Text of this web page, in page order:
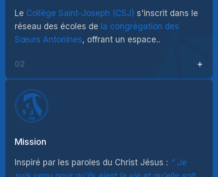
Le Collège Saint-Joseph (CSJ) s'inscrit dans le
réseau des écoles de la congrégation des
Sœurs Antonines, offrant un espace..
02
Mission
Inspiré par les paroles du Christ Jésus :
Je